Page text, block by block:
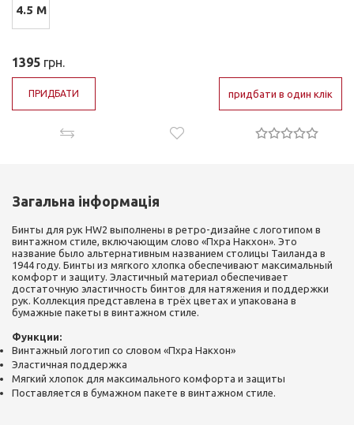
4.5 М
1395 грн.
ПРИДБАТИ придбати в один клік
Загальна інформація
Бинты для рук HW2 выполнены в ретро-дизайне с логотипом в
винтажном стиле, включающим слово «Пхра Накхон». Это
название было альтернативным названием столицы Таиланда в
1944 году. Бинты из мягкого хлопка обеспечивают максимальный
комфорт и защиту. Эластичный материал обеспечивает
достаточную эластичность бинтов для натяжения и поддержки
рук. Коллекция представлена ​​в трёх цветах и ​​упакована в
бумажные пакеты в винтажном стиле.
Функции:
Винтажный логотип со словом «Пхра Накхон»
Эластичная поддержка
Мягкий хлопок для максимального комфорта и защиты
Поставляется в бумажном пакете в винтажном стиле.